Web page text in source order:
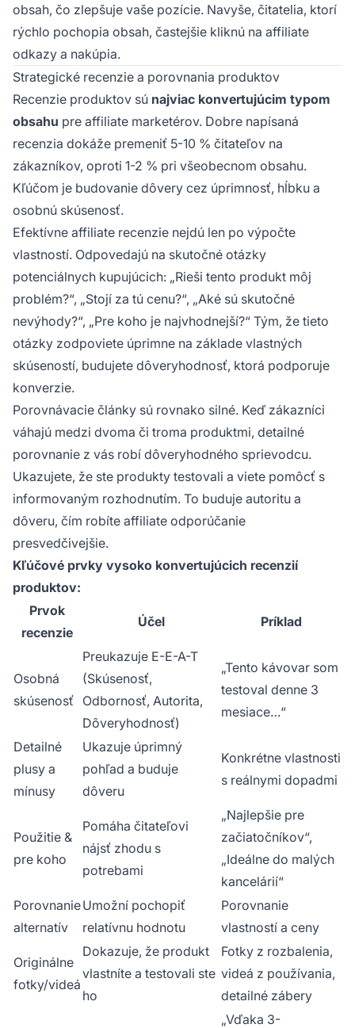
obsah, čo zlepšuje vaše pozície. Navyše, čitatelia, ktorí
rýchlo pochopia obsah, častejšie kliknú na affiliate
odkazy a nakúpia.
Strategické recenzie a porovnania produktov
Recenzie produktov sú najviac konvertujúcim typom
obsahu pre affiliate marketérov. Dobre napísaná
recenzia dokáže premeniť 5-10 % čitateľov na
zákazníkov, oproti 1-2 % pri všeobecnom obsahu.
Kľúčom je budovanie dôvery cez úprimnosť, hĺbku a
osobnú skúsenosť.
Efektívne affiliate recenzie nejdú len po výpočte
vlastností. Odpovedajú na skutočné otázky
potenciálnych kupujúcich: „Rieši tento produkt môj
problém?“, „Stojí za tú cenu?“, „Aké sú skutočné
nevýhody?“, „Pre koho je najvhodnejší?“ Tým, že tieto
otázky zodpoviete úprimne na základe vlastných
skúseností, budujete dôveryhodnosť, ktorá podporuje
konverzie.
Porovnávacie články sú rovnako silné. Keď zákazníci
váhajú medzi dvoma či troma produktmi, detailné
porovnanie z vás robí dôveryhodného sprievodcu.
Ukazujete, že ste produkty testovali a viete pomôcť s
informovaným rozhodnutím. To buduje autoritu a
dôveru, čím robíte affiliate odporúčanie
presvedčivejšie.
Kľúčové prvky vysoko konvertujúcich recenzií
produktov:
Prvok
recenzie
Účel Príklad
Osobná
skúsenosť
Preukazuje E-E-A-T
(Skúsenosť,
Odbornosť, Autorita,
Dôveryhodnosť)
„Tento kávovar som
testoval denne 3
mesiace…“
Detailné
plusy a
mínusy
Ukazuje úprimný
pohľad a buduje
dôveru
Konkrétne vlastnosti
s reálnymi dopadmi
Použitie &
pre koho
Pomáha čitateľovi
nájsť zhodu s
potrebami
„Najlepšie pre
začiatočníkov“,
„Ideálne do malých
kancelárií“
Porovnanie
alternatív
Umožní pochopiť
relatívnu hodnotu
Porovnanie
vlastností a ceny
Originálne
fotky/videá
Dokazuje, že produkt
vlastníte a testovali ste
ho
Fotky z rozbalenia,
videá z používania,
detailné zábery
„Vďaka 3-